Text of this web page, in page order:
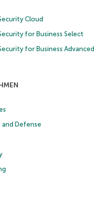
Cloud
for Business Select
for Business Advanced
Defense